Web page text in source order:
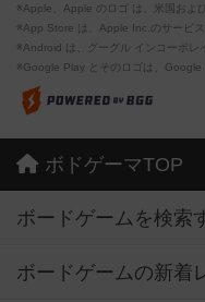
※Apple、Apple のロゴ は、米国およ
※App Store は、Apple Inc.のサービス
※Android は、グーグル インコーポレ
※Google Play とそのロゴは、Google
ボドゲーマTOP
ボードゲームを検索
ボードゲームの新着